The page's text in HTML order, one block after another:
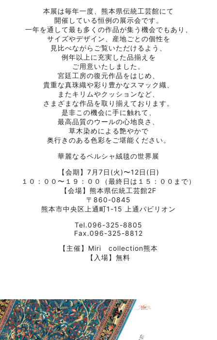
本展は毎年一度、熊本県伝統工芸館にて
開催している恒例の展示会です。
一年を通して最も多くの作品が集う機会でもあり、
サイズやデザイン、産地ごとの個性を
見比べながらご覧いただけるよう、
例年以上に充実した品揃えを
ご用意いたしました。
宮廷工房の復元作品をはじめ、
貴重な真珠織や彩り豊かなスマック織、
またキリムやクッションなど、
さまざまな作品を取り揃えております。
是非この機会に手に触れて、
最高品質のウールの心地良さ、
草木染めによる艶やかで
奥行きのある色彩をご堪能ください。
華麗なるペルシャ絨毯の世界展
【会期】7月7日(火)〜12日(日)
１０：００〜１９：００（最終日は１５：００まで）
【会場】熊本県伝統工芸館2F
〒860-0845
熊本市中央区上通町1-15 上通パビリオン
Tel.096-325-8805
Fax.096-325-8812
【主催】Miri collection熊本
【入場】無料